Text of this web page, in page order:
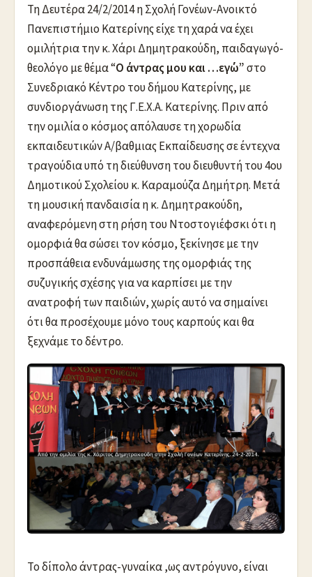
Τη Δευτέρα 24/2/2014 η Σχολή Γονέων-Ανοικτό
Πανεπιστήμιο Κατερίνης είχε τη χαρά να έχει
ομιλήτρια την κ. Χάρι Δημητρακούδη, παιδαγωγό-
θεολόγο με θέμα “Ο άντρας μου και …εγώ”στο
Συνεδριακό Κέντρο του δήμου Κατερίνης, με
συνδιοργάνωση της Γ.Ε.Χ.Α. Κατερίνης. Πριν από
την ομιλία ο κόσμος απόλαυσε τη χορωδία
εκπαιδευτικών Α/βαθμιας Εκπαίδευσης σε έντεχνα
τραγούδια υπό τη διεύθυνση του διευθυντή του 4ου
Δημοτικού Σχολείου κ. Καραμούζα Δημήτρη. Μετά
τη μουσική πανδαισία η κ. Δημητρακούδη,
αναφερόμενη στη ρήση του Ντοστογιέφσκι ότι η
ομορφιά θα σώσει τον κόσμο, ξεκίνησε με την
προσπάθεια ενδυνάμωσης της ομορφιάς της
συζυγικής σχέσης για να καρπίσει με την
ανατροφή των παιδιών, χωρίς αυτό να σημαίνει
ότι θα προσέχουμε μόνο τους καρπούς και θα
ξεχνάμε το δέντρο.
Το δίπολο άντρας-γυναίκα ,ως αντρόγυνο, είναι